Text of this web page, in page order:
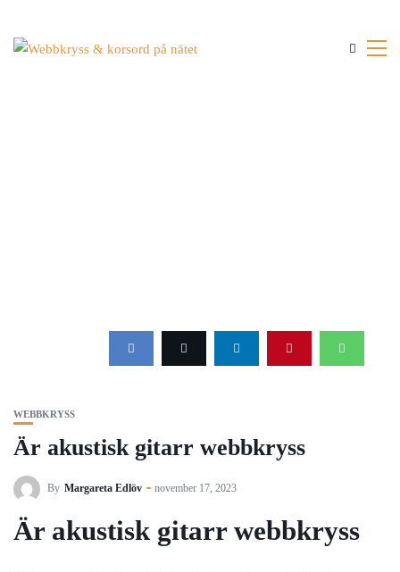
WEBBKRYSS
Är akustisk gitarr webbkryss
By Margareta Edlöv november 17, 2023
Är akustisk gitarr webbkryss